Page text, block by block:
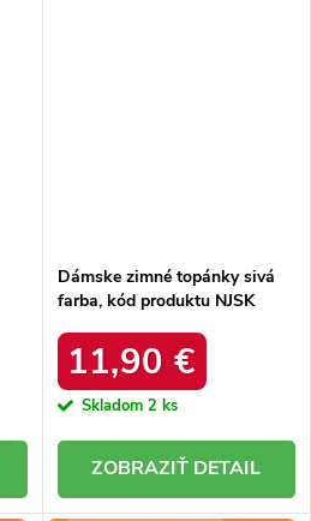
Dámske zimné topánky sivá
farba, kód produktu NJSK
11,90 €
Skladom 2 ks
DETAIL